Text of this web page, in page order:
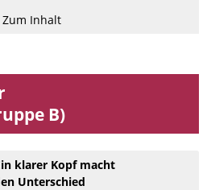
Zum Inhalt
B)
klarer Kopf macht
Unterschied